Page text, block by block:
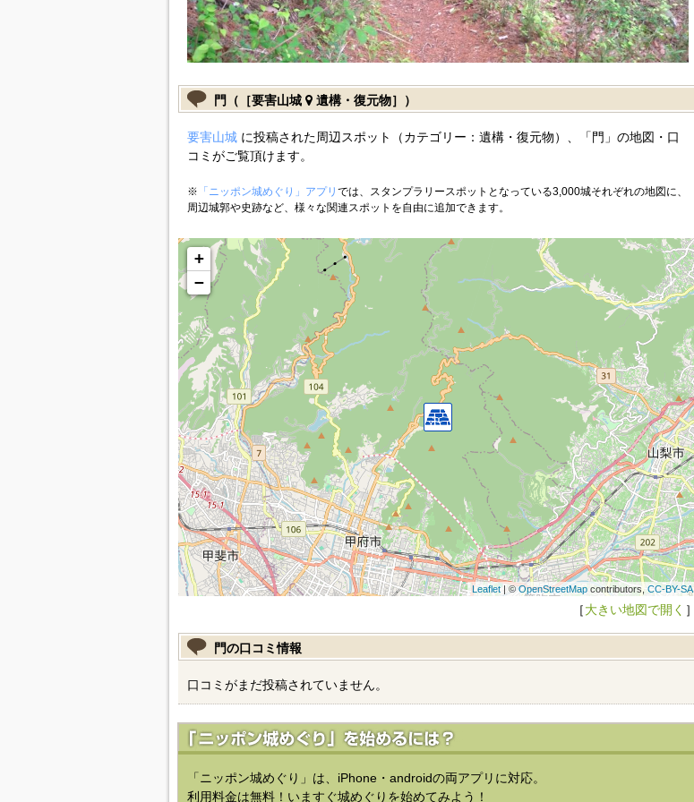
門（［要害山城 遺構・復元物］）
要害山城に投稿された周辺スポット（カテゴリー：遺構・復元物）、「門」の地図・口
コミがご覧頂けます。
※ 「ニッポン城めぐり」アプリ では、スタンプラリースポットとなっている3,000城それぞれの地図に、
周辺城郭や史跡など、様々な関連スポットを自由に追加できます。
+
−
Leaflet| ©OpenStreetMapcontributors,CC-BY-SA
［大きい地図で開く ］
門の口コミ情報
口コミがまだ投稿されていません。
「ニッポン城めぐり」は、iPhone・androidの両アプリに対応。
利用料金は無料！いますぐ城めぐりを始めてみよう！